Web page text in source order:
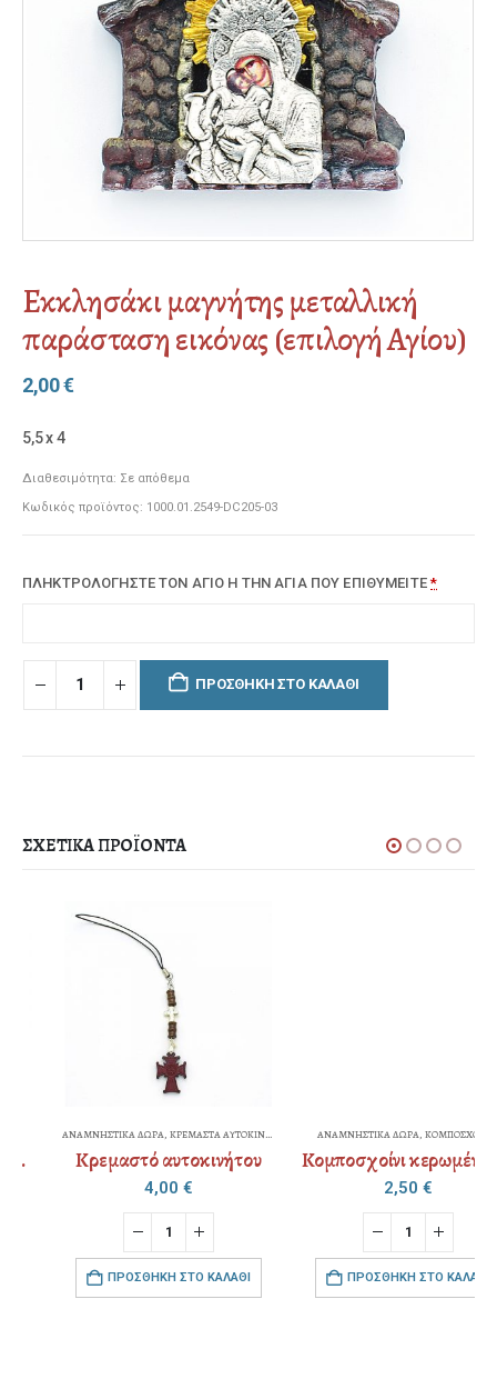
Εκκλησάκι μαγνήτης μεταλλική
παράσταση εικόνας (επιλογή Αγίου)
2,00€
5,5 x 4
Διαθεσιμότητα: Σε απόθεμα
Κωδικός προϊόντος: 1000.01.2549-DC205-03
ΠΛΗΚΤΡΟΛΟΓΗΣΤΕ ΤΟΝ ΑΓΙΟ Η ΤΗΝ ΑΓΙΑ ΠΟΥ ΕΠΙΘΥΜΕΙΤΕ*
ΠΡΟΣΘΉΚΗ ΣΤΟ ΚΑΛΆΘΙ
ΣΧΕΤΙΚΆ ΠΡΟΪΌΝΤΑ
ΑΝΑΜΝΗΣΤΙΚΑ ΔΩΡΑ,ΚΡΕΜΑΣΤΑ ΑΥΤΟΚΙΝΗΤΟΥ
Κρεμαστό αυτοκινήτου
€
ΠΡΟΣΘΉΚΗ ΣΤΟ ΚΑΛΆΘΙ
ΑΝΑΜΝΗΣΤΙΚΑ ΔΩΡΑ,ΚΟΜΠΟΣΧΟΙΝΙΑ
Κομποσχοίνι κερωμένο ψιλό χρώμα
€
ΠΡΟΣΘΉΚΗ ΣΤΟ ΚΑΛΆΘΙ